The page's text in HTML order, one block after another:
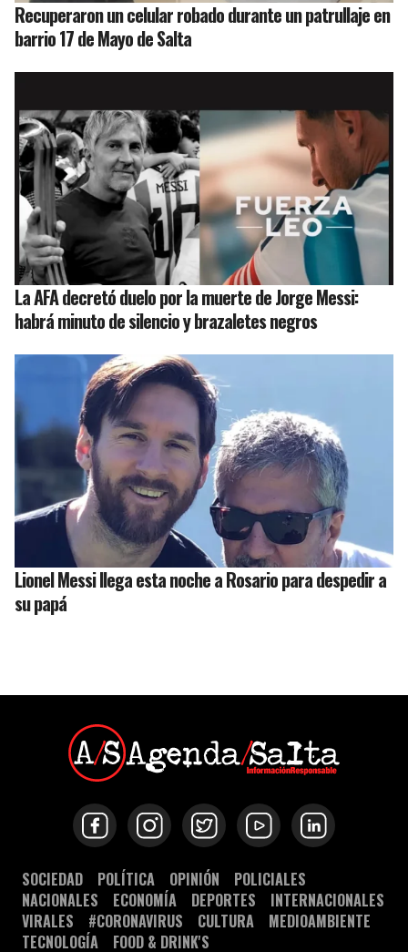
Recuperaron un celular robado durante un patrullaje en
barrio 17 de Mayo de Salta
La AFA decretó duelo por la muerte de Jorge Messi:
habrá minuto de silencio y brazaletes negros
Lionel Messi llega esta noche a Rosario para despedir a
su papá
SOCIEDAD POLÍTICA OPINIÓN
POLICIALES
NACIONALES
ECONOMÍA DEPORTES
INTERNACIONALES
VIRALES
#CORONAVIRUS CULTURA
MEDIOAMBIENTE
TECNOLOGÍA
FOOD & DRINK'S